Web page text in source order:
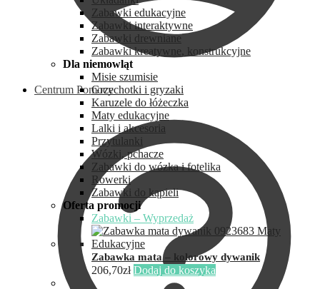
Centrum Pomocy
Zabawki edukacyjne
Zabawki interaktywne
Zabawki drewniane
Zabawki kreatywne, konstrukcyjne
Dla niemowląt
Misie szumisie
Grzechotki i gryzaki
Karuzele do łóżeczka
Maty edukacyjne
Lalki i akcesoria
Przytulanki
Wózki, pchacze
Zabawki do wózka i fotelika
Rowerki
Zabawki do kąpieli
Oferta promocji
Zabawki – Wyprzedaż
Zabawka mata – kolorowy dywanik
206,70zł Dodaj do koszyka